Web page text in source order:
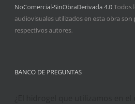
NoComercial-SinObraDerivada 4.0Todos
audiovisuales utilizados en esta obra son
respectivos autores.
BANCO DE PREGUNTAS